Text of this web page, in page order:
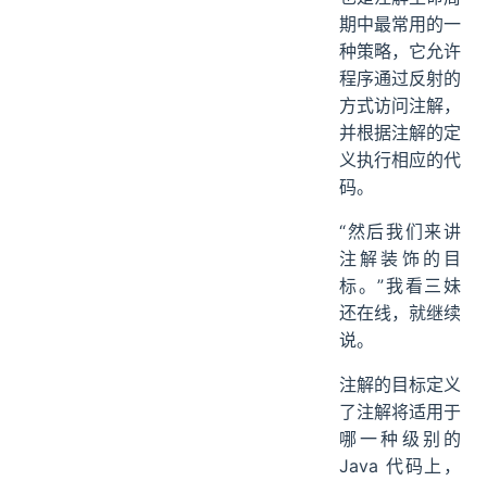
期中最常用的一
种策略，它允许
程序通过反射的
方式访问注解，
并根据注解的定
义执行相应的代
码。
“然后我们来讲
注解装饰的目
标。”我看三妹
还在线，就继续
说。
注解的目标定义
了注解将适用于
哪一种级别的
Java 代码上，